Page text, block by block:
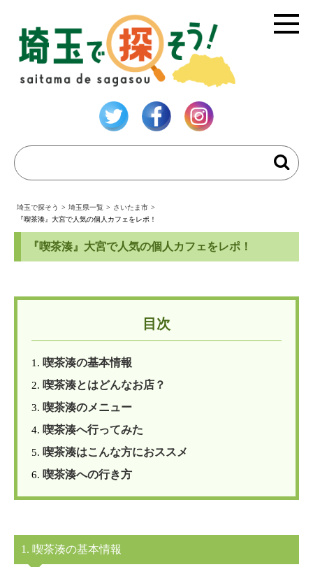
埼玉で探そう > 埼玉県一覧 > さいたま市 >
『喫茶湊』大宮で人気の個人カフェをレポ！
『喫茶湊』大宮で人気の個人カフェをレポ！
目次
1. 喫茶湊の基本情報
2. 喫茶湊とはどんなお店？
3. 喫茶湊のメニュー
4. 喫茶湊へ行ってみた
5. 喫茶湊はこんな方におススメ
6. 喫茶湊への行き方
1. 喫茶湊の基本情報